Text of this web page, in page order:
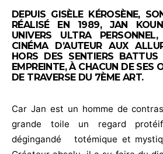
DEPUIS GISÈLE KÉROSÈNE,
RÉALISÉ EN 1989, JAN
UNIVERS ULTRA
CINÉMA D’AUTEUR AUX
HORS DES SENTIERS
EMPREINTE, À CHACUN DE SES
DE TRAVERSE DU 7ÈME ART.
Car Jan est un homme de
grande toile un regard
dégingandé totémique et